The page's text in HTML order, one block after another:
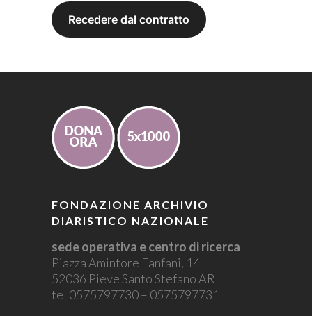
FONDAZIONE ARCHIVIO
DIARISTICO NAZIONALE
sede operativa e centro di ricerca
Piazza Amintore Fanfani, 14
52036 Pieve Santo Stefano AR
tel 0575797730 – 0575797731